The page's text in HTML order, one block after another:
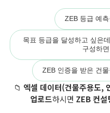
ZEB 등급 예
목표 등급을 달성하고 싶은
구성하
ZEB 인증을 받은 건
📁 엑셀 데이터(건물주용도,
업로드하시면 ZEB 컨설